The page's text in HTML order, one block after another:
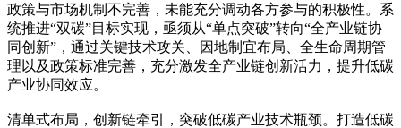
政策与市场机制不完善，未能充分调动各方参与的积极性。系
统推进“双碳”目标实现，亟须从“单点突破”转向“全产业链协
同创新”，通过关键技术攻关、因地制宜布局、全生命周期管
理以及政策标准完善，充分激发全产业链创新活力，提升低碳
产业协同效应。
清单式布局，创新链牵引，突破低碳产业技术瓶颈。打造低碳